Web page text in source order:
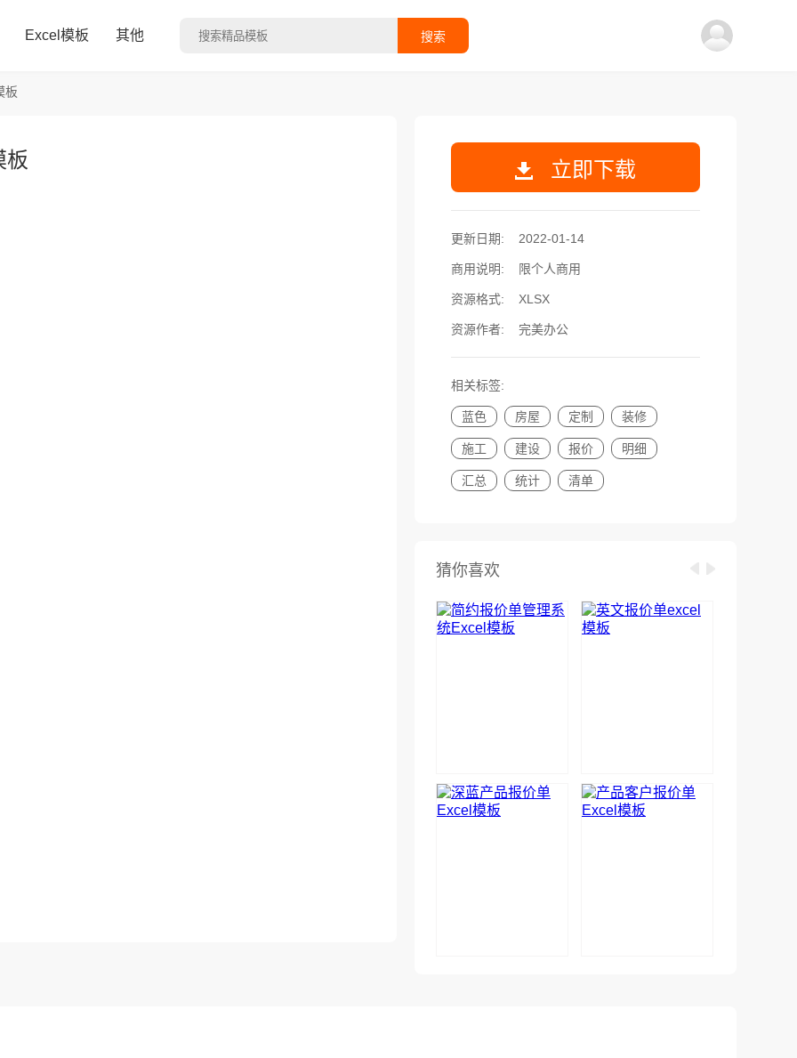
Excel模板 其他 搜索
板
立即下载
更新日期: 2022-01-14
商用说明: 限个人商用
资源格式: XLSX
资源作者: 完美办公
相关标签:
蓝色 房屋 定制 装修
施工 建设 报价 明细
汇总 统计 清单
猜你喜欢
板